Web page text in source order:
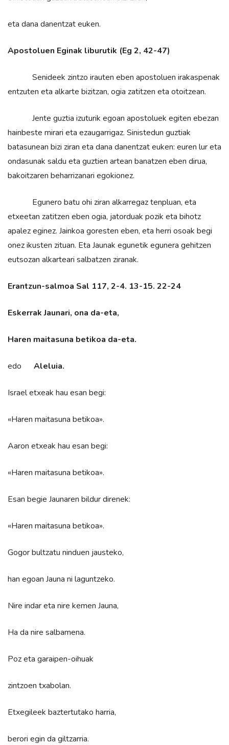
eta dana danentzat euken.
Apostoluen Eginak liburutik (Eg 2, 42-47)
Senideek zintzo irauten eben apostoluen irakaspenak
entzuten eta alkarte bizitzan, ogia zatitzen eta otoitzean.
Jente guztia izuturik egoan apostoluek egiten ebezan
hainbeste mirari eta ezaugarrigaz. Sinistedun guztiak
batasunean bizi ziran eta dana danentzat euken: euren lur eta
ondasunak saldu eta guztien artean banatzen eben dirua,
bakoitzaren beharrizanari egokionez.
Egunero batu ohi ziran alkarregaz tenpluan, eta
etxeetan zatitzen eben ogia, jatorduak pozik eta bihotz
apalez eginez. Jainkoa goresten eben, eta herri osoak begi
onez ikusten zituan. Eta Jaunak egunetik egunera gehitzen
eutsozan alkarteari salbatzen ziranak.
Erantzun-salmoa Sal 117, 2-4. 13-15. 22-24
Eskerrak Jaunari, ona da-eta,
Haren maitasuna betikoa da-eta.
edo Aleluia.
Israel etxeak hau esan begi:
«Haren maitasuna betikoa».
Aaron etxeak hau esan begi:
«Haren maitasuna betikoa».
Esan begie Jaunaren bildur direnek:
«Haren maitasuna betikoa».
Gogor bultzatu ninduen jausteko,
han egoan Jauna ni laguntzeko.
Nire indar eta nire kemen Jauna,
Ha da nire salbamena.
Poz eta garaipen-oihuak
zintzoen txabolan.
Etxegileek baztertutako harria,
berori egin da giltzarria.